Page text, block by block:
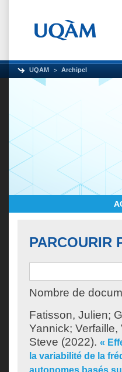
UQAM Archipel
PARCOURIR
Nombre de
Fatisson, Julien;
Yannick; Verfaille,
Steve (2022). «
la variabilité de la
autonomes basés